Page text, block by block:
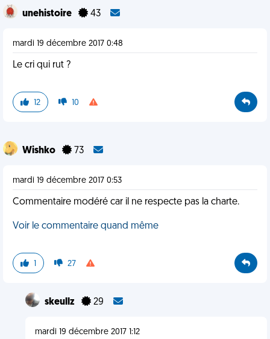
unehistoire 43
mardi 19 décembre 2017 0:48
Le cri qui rut ?
12 10
Wishko 73
mardi 19 décembre 2017 0:53
Commentaire modéré car il ne respecte pas la charte.
Voir le commentaire quand même
1 27
skeullz 29
mardi 19 décembre 2017 1:12